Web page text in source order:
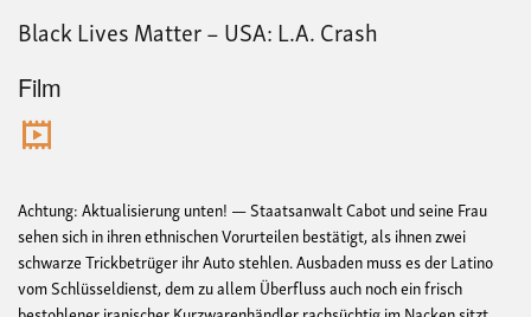
Black Lives Matter – USA: L.A. Crash
Film
Achtung: Aktualisierung unten! — Staatsanwalt Cabot und seine Frau
sehen sich in ihren ethnischen Vorurteilen bestätigt, als ihnen zwei
schwarze Trickbetrüger ihr Auto stehlen. Ausbaden muss es der Latino
vom Schlüsseldienst, dem zu allem Überfluss auch noch ein frisch